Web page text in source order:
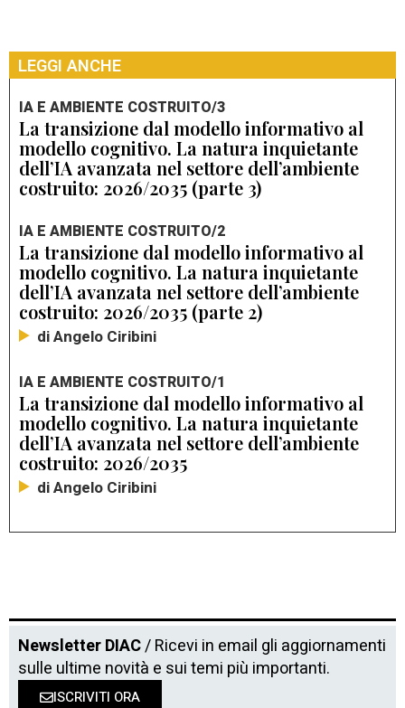
LEGGI ANCHE
IA E AMBIENTE COSTRUITO/3
La transizione dal modello informativo al
modello cognitivo. La natura inquietante
dell’IA avanzata nel settore dell’ambiente
costruito: 2026/2035 (parte 3)
IA E AMBIENTE COSTRUITO/2
La transizione dal modello informativo al
modello cognitivo. La natura inquietante
dell’IA avanzata nel settore dell’ambiente
costruito: 2026/2035 (parte 2)
di Angelo Ciribini
IA E AMBIENTE COSTRUITO/1
La transizione dal modello informativo al
modello cognitivo. La natura inquietante
dell’IA avanzata nel settore dell’ambiente
costruito: 2026/2035
di Angelo Ciribini
Newsletter DIAC/ Ricevi in email gli aggiornamenti
sulle ultime novità e sui temi più importanti.
ISCRIVITI ORA